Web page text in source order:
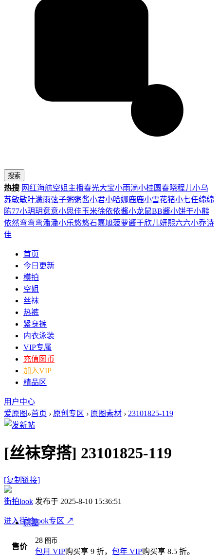
搜索
热搜 网红海航空姐 主播春光大宝小雨滴小桂圆春晓程儿小乌
苏敏敏叶濛雨弦子粥粥酱小君小哈娜鹿鹿小雪花猪小七任绵绵
陈77小玥玥意意小思佳玉米徐依依酱小龙鼠BB酱小饼干小熊
依然弯弯弯潘潘小乐悠悠石嘉旭菠萝酱于欣儿妍熙六六小乔诗
佳
首页
今日更新
模拍
空姐
丝袜
热裤
紧身裤
内衣泳装
VIP专属
充值图币
加入VIP
精品区
用户中心
爱原图 »首页 › 原创专区 › 原图素材 › 23101825-119
[丝袜穿搭] 23101825-119
[复制链接]
街拍look 发布于 2025-8-10 15:36:51
进入街拍look专区 ↗
原图
售价
28 图币
包月 VIP购买享 9 折， 包年 VIP购买享 8.5 折。